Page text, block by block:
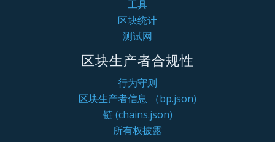
工具
区块统计
测试网
区块生产者合规性
行为守则
区块生产者信息 （bp.json)
链 (chains.json)
所有权披露